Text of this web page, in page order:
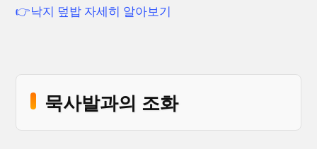
👉낙지 덮밥 자세히 알아보기
묵사발과의 조화